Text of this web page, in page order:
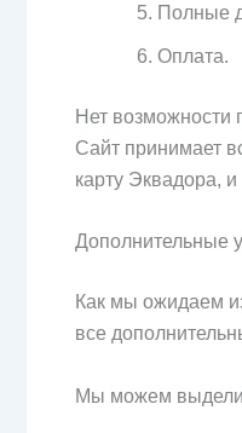
Полные
Оплата.
Нет возможности
Сайт принимает
карту Эквадора,
Дополнительные
Как мы ожидаем
все
Мы можем